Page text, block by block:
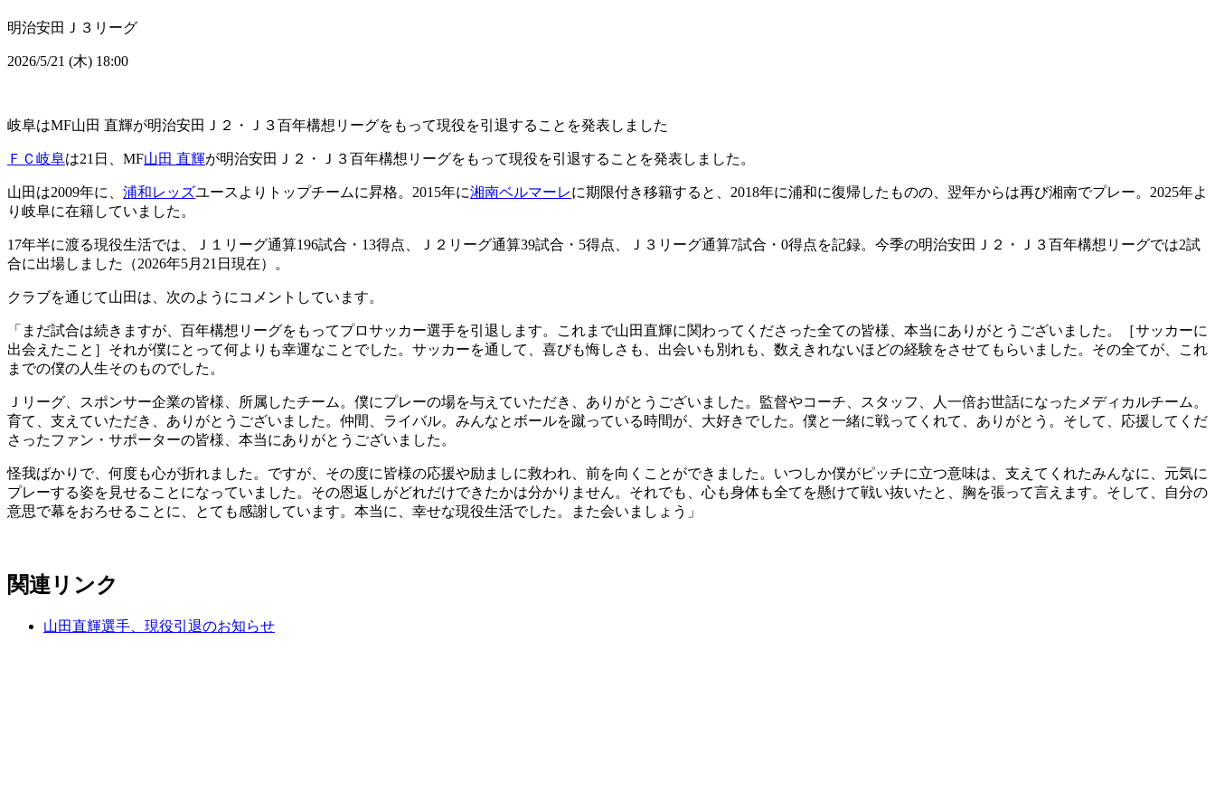
明治安田Ｊ３リーグ
2026/5/21 (木) 18:00
岐阜はMF山田 直輝が明治安田Ｊ２・Ｊ３百年構想リーグをもって現役を引退することを発表しました
ＦＣ岐阜は21日、MF山田 直輝が明治安田Ｊ２・Ｊ３百年構想リーグをもって現役を引退することを発表しました。
山田は2009年に、 浦和レッズユースよりトップチームに昇格。2015年に湘南ベルマーレに期限付き移籍すると、2018年に浦和に復帰したものの、翌年からは再び湘南でプレー。2025年よ
り岐阜に在籍していました。
17年半に渡る現役生活では、Ｊ１リーグ通算196試合・13得点、Ｊ２リーグ通算39試合・5得点、Ｊ３リーグ通算7試合・0得点を記録。今季の明治安田Ｊ２・Ｊ３百年構想リーグでは2試
合に出場しました（2026年5月21日現在）。
クラブを通じて山田は、次のようにコメントしています。
「まだ試合は続きますが、百年構想リーグをもってプロサッカー選手を引退します。これまで山田直輝に関わってくださった全ての皆様、本当にありがとうございました。［サッカーに
出会えたこと］それが僕にとって何よりも幸運なことでした。サッカーを通して、喜びも悔しさも、出会いも別れも、数えきれないほどの経験をさせてもらいました。その全てが、これ
までの僕の人生そのものでした。
Ｊリーグ、スポンサー企業の皆様、所属したチーム。僕にプレーの場を与えていただき、ありがとうございました。監督やコーチ、スタッフ、人一倍お世話になったメディカルチーム。
育て、支えていただき、ありがとうございました。仲間、ライバル。みんなとボールを蹴っている時間が、大好きでした。僕と一緒に戦ってくれて、ありがとう。そして、応援してくだ
さったファン・サポーターの皆様、本当にありがとうございました。
怪我ばかりで、何度も心が折れました。ですが、その度に皆様の応援や励ましに救われ、前を向くことができました。いつしか僕がピッチに立つ意味は、支えてくれたみんなに、元気に
プレーする姿を見せることになっていました。その恩返しがどれだけできたかは分かりません。それでも、心も身体も全てを懸けて戦い抜いたと、胸を張って言えます。そして、自分の
意思で幕をおろせることに、とても感謝しています。本当に、幸せな現役生活でした。また会いましょう」
関連リンク
山田直輝選手、現役引退のお知らせ